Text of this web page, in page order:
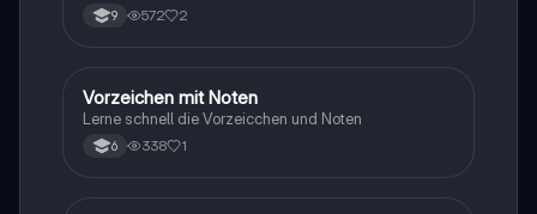
9 572 2
VMusik
Vorzeichen mit Noten
Lerne schnell die Vorzeicchen und Noten
6 338 1